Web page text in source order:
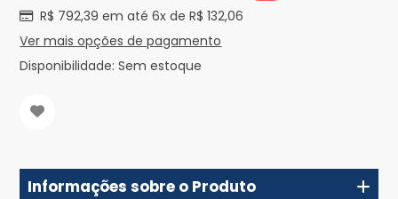
R$ 792,39 em até 6x de R$ 132,06
Ver mais opções de pagamento
Disponibilidade: Sem estoque
Informações sobre o Produto